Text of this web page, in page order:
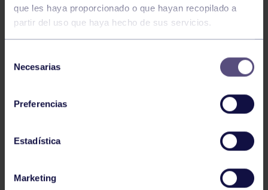
que les haya proporcionado o que hayan recopilado a
partir del uso que haya hecho de sus servicios.
Necesarias
Preferencias
Estadística
Marketing
Balonmano 25 May 2026
LEO CARDELI, CONVOCADO CON
Balonmano